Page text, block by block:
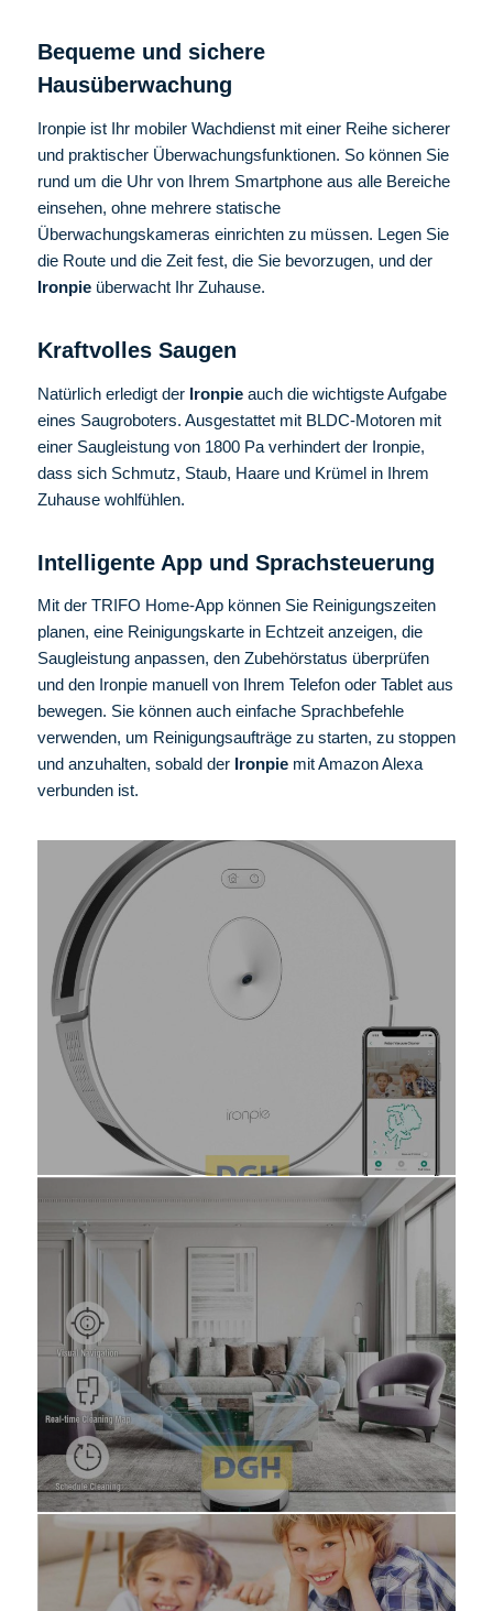
Bequeme und sichere
Hausüberwachung
Ironpie ist Ihr mobiler Wachdienst mit einer Reihe sicherer
und praktischer Überwachungsfunktionen. So können Sie
rund um die Uhr von Ihrem Smartphone aus alle Bereiche
einsehen, ohne mehrere statische
Überwachungskameras einrichten zu müssen. Legen Sie
die Route und die Zeit fest, die Sie bevorzugen, und der
Ironpieüberwacht Ihr Zuhause.
Kraftvolles Saugen
Natürlich erledigt der Ironpieauch die wichtigste Aufgabe
eines Saugroboters. Ausgestattet mit BLDC-Motoren mit
einer Saugleistung von 1800 Pa verhindert der Ironpie,
dass sich Schmutz, Staub, Haare und Krümel in Ihrem
Zuhause wohlfühlen.
Intelligente App und Sprachsteuerung
Mit der TRIFO Home-App können Sie Reinigungszeiten
planen, eine Reinigungskarte in Echtzeit anzeigen, die
Saugleistung anpassen, den Zubehörstatus überprüfen
und den Ironpie manuell von Ihrem Telefon oder Tablet aus
bewegen. Sie können auch einfache Sprachbefehle
verwenden, um Reinigungsaufträge zu starten, zu stoppen
und anzuhalten, sobald der Ironpiemit Amazon Alexa
verbunden ist.